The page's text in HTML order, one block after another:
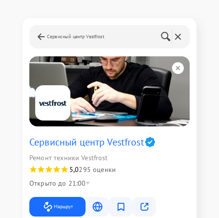
Сервисный центр Vestfrost
Сервисный центр Vestfrost
Ремонт техники Vestfrost
5,0295 оценки
Открыто до 21:00
Маршрут